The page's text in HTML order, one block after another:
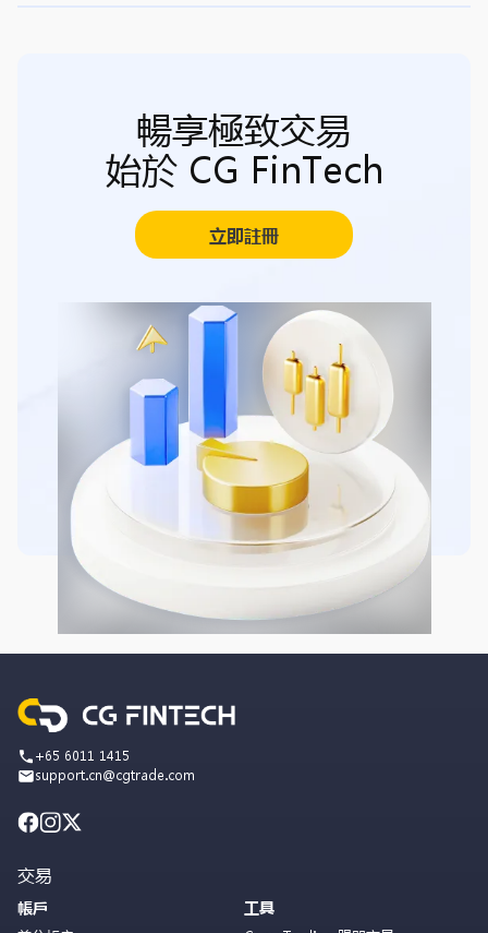
暢享極致交易
始於 CG FinTech
立即註冊
+65 6011 1415
support.cn@cgtrade.com
交易
帳戶
工具